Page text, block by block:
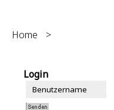
Home >
Login